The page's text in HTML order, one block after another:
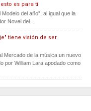
es para tí
del año”, al igual que la
Novel del...
tiene visión de ser
Mercado de la música un nuevo
por William Lara apodado como